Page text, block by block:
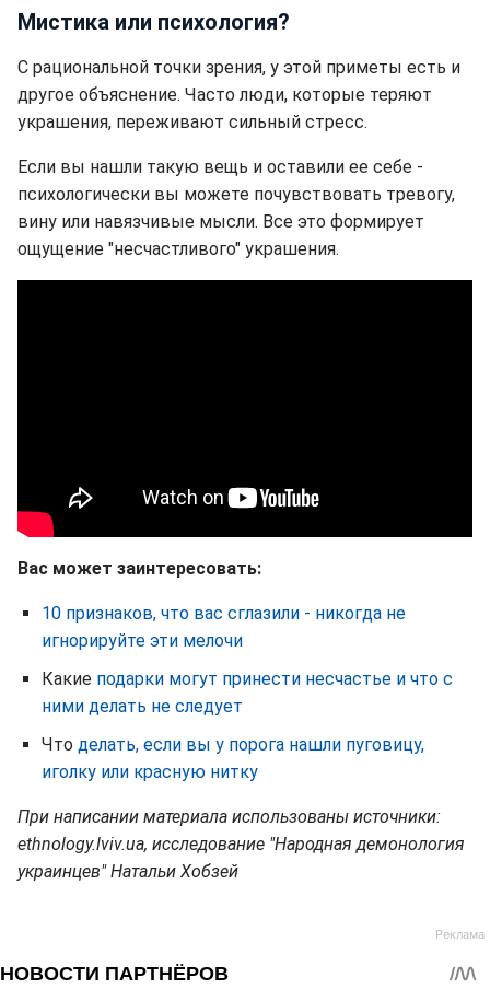
Мистика или психология?
С рациональной точки зрения, у этой приметы есть и
другое объяснение. Часто люди, которые теряют
украшения, переживают сильный стресс.
Если вы нашли такую вещь и оставили ее себе -
психологически вы можете почувствовать тревогу,
вину или навязчивые мысли. Все это формирует
ощущение "несчастливого" украшения.
Вас может заинтересовать:
10 признаков, что вас сглазили - никогда не
игнорируйте эти мелочи
Какие подарки могут принести несчастье и что с
ними делать не следует
Что делать, если вы у порога нашли пуговицу,
иголку или красную нитку
При написании материала использованы источники:
ethnology.lviv.ua, исследование "Народная демонология
украинцев" Натальи Хобзей